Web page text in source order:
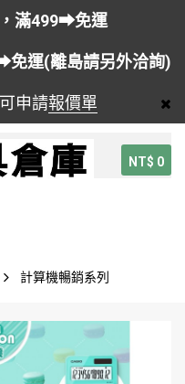
滿499➡免運
免運(離島請另外洽詢)
可申請報價單
NT$ 0
計算機暢銷系列